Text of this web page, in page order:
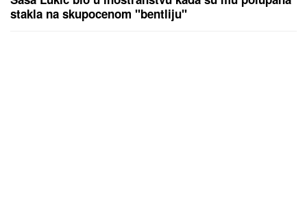
stakla na skupocenom "bentliju"